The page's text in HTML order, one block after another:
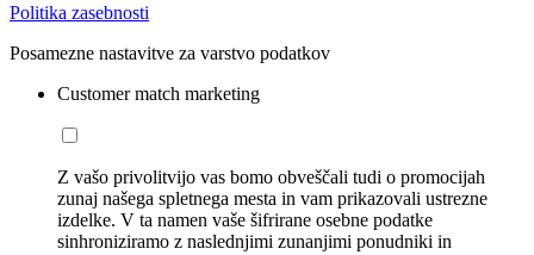
Politika zasebnosti
Posamezne nastavitve za varstvo podatkov
Customer match marketing
Z vašo privolitvijo vas bomo obveščali tudi o promocijah
zunaj našega spletnega mesta in vam prikazovali ustrezne
izdelke. V ta namen vaše šifrirane osebne podatke
sinhroniziramo z naslednjimi zunanjimi ponudniki in